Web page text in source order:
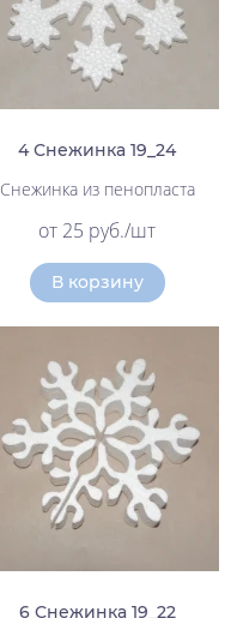
4 Снежинка 19_24
Снежинка из пенопласта
от 25 руб./шт
В корзину
6 Снежинка 19_22